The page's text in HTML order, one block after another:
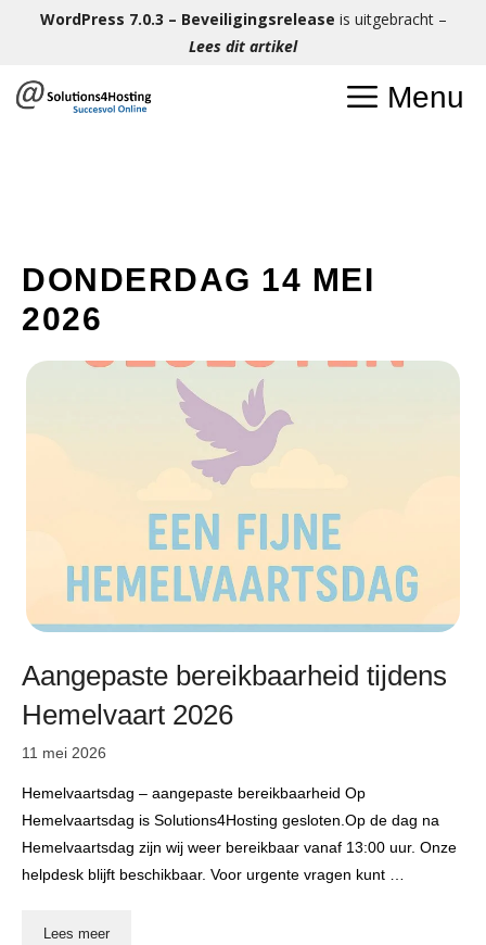
inhoud
WordPress 7.0.3 – Beveiligingsrelease is uitgebracht –
Lees dit artikel
Menu
DONDERDAG 14 MEI
2026
Aangepaste bereikbaarheid tijdens
Hemelvaart 2026
11 mei 2026
Hemelvaartsdag – aangepaste bereikbaarheid Op
Hemelvaartsdag is Solutions4Hosting gesloten.Op de dag na
Hemelvaartsdag zijn wij weer bereikbaar vanaf 13:00 uur. Onze
helpdesk blijft beschikbaar. Voor urgente vragen kunt …
Lees meer